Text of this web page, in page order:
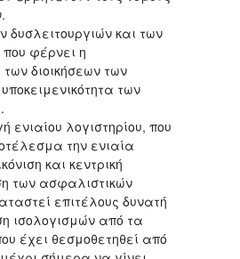
δυσλειτουργιών και των
φέρνει η
διοικήσεων των
των
ενιαίου λογιστηρίου, που
την ενιαία
και κεντρική
των ασφαλιστικών
επιτέλους δυνατή
ισολογισμών από τα
έχει θεσμοθετηθεί από